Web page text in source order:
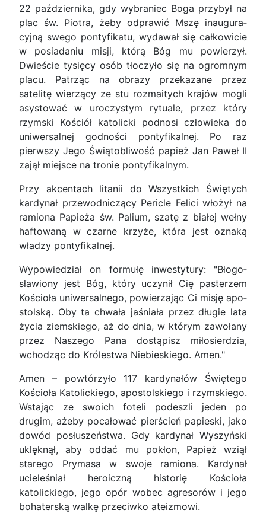
22 października, gdy wybraniec Boga przybył na
plac św. Piotra, żeby odprawić Mszę inaugura­
cyjną swego pontyfikatu, wydawał się całkowicie
w posiadaniu misji, którą Bóg mu powierzył.
Dwieście tysięcy osób tłoczyło się na ogromnym
placu. Pa­trząc na obrazy przekazane przez
satelitę wierzący ze stu rozmaitych krajów mogli
asystować w uro­czystym rytuale, przez który
rzymski Kościół kato­licki podnosi człowieka do
uniwersalnej godności pontyfikalnej. Po raz
pierwszy Jego Świątobliwość papież Jan Paweł II
zajął miejsce na tronie pontyfi­kalnym.
Przy akcentach litanii do Wszystkich Świętych
kardynał przewodniczący Pericle Felici włożył na
ramiona Papieża św. Palium, szatę z białej wełny
haftowaną w czarne krzyże, która jest oznaką
wła­dzy pontyfikalnej.
Wypowiedział on formułę inwestytury: "Błogo­
sławiony jest Bóg, który uczynił Cię pasterzem
Ko­ścioła uniwersalnego, powierzając Ci misję apo­
stolską. Oby ta chwała jaśniała przez długie lata
życia ziemskiego, aż do dnia, w którym zawołany
przez Naszego Pana dostąpisz miłosierdzia,
wchodząc do Królestwa Niebieskiego. Amen."
Amen – powtórzyło 117 kardynałów Świętego
Kościoła Katolickiego, apostolskiego i rzymskiego.
Wstając ze swoich foteli podeszli jeden po
drugim, ażeby pocałować pierścień papieski, jako
dowód posłuszeństwa. Gdy kardynał Wyszyński
uklęknął, aby oddać mu pokłon, Papież wziął
starego Pry­masa w swoje ramiona. Kardynał
ucieleśniał hero­iczną historię Kościoła
katolickiego, jego opór wo­bec agresorów i jego
bohaterską walkę przeciwko ateizmowi.